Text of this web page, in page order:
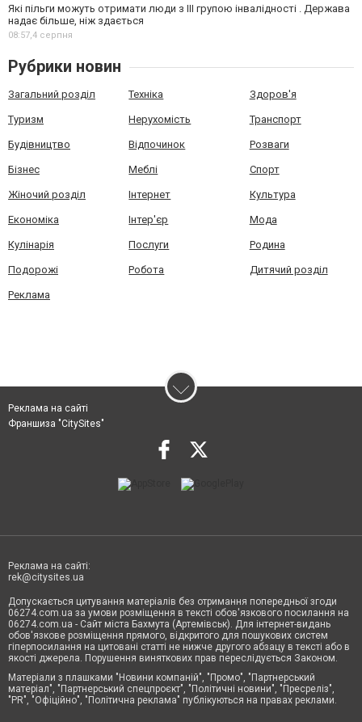
Які пільги можуть отримати люди з III групою інвалідності . Держава
надає більше, ніж здається
08:57,4 серпня
Рубрики новин
Загальний розділ Техніка Здоров'я
Туризм Нерухомість Транспорт
Будівництво Відпочинок Розваги
Бізнес Меблі Спорт
Жіночий розділ Інтернет Культура
Економіка Інтер'єр Мода
Кулінарія Послуги Родина
Подорожі Робота Дитячий розділ
Реклама
Реклама на сайті
Франшиза "CitySites"
Реклама на сайті:
rek@citysites.ua
Допускається цитування матеріалів без отримання попередньої згоди
06274.com.ua за умови розміщення в тексті обов'язкового посилання на
06274.com.ua - Сайт міста Бахмута (Артемівськ). Для інтернет-видань
обов'язкове розміщення прямого, відкритого для пошукових систем
гіперпосилання на цитовані статті не нижче другого абзацу в тексті або в
якості джерела. Порушення виняткових прав переслідується Законом.
Матеріали з плашками "Новини компаній", "Промо", "Партнерський
матеріал", "Партнерський спецпроєкт", "Політичні новини", "Пресреліз",
"PR", "Офіційно", "Політична реклама" публікуються на правах реклами.